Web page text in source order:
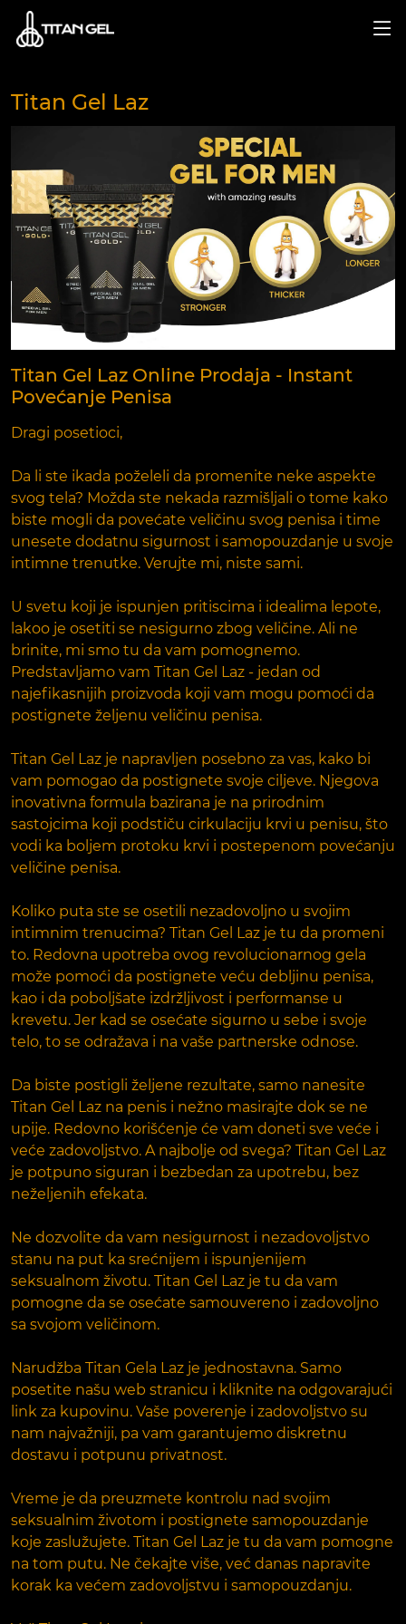
Titan Gel Laz
Titan Gel Laz Online Prodaja - Instant
Povećanje Penisa
Dragi posetioci,
Da li ste ikada poželeli da promenite neke aspekte
svog tela? Možda ste nekada razmišljali o tome kako
biste mogli da povećate veličinu svog penisa i time
unesete dodatnu sigurnost i samopouzdanje u svoje
intimne trenutke. Verujte mi, niste sami.
U svetu koji je ispunjen pritiscima i idealima lepote,
lakoo je osetiti se nesigurno zbog veličine. Ali ne
brinite, mi smo tu da vam pomognemo.
Predstavljamo vam Titan Gel Laz - jedan od
najefikasnijih proizvoda koji vam mogu pomoći da
postignete željenu veličinu penisa.
Titan Gel Laz je napravljen posebno za vas, kako bi
vam pomogao da postignete svoje ciljeve. Njegova
inovativna formula bazirana je na prirodnim
sastojcima koji podstiču cirkulaciju krvi u penisu, što
vodi ka boljem protoku krvi i postepenom povećanju
veličine penisa.
Koliko puta ste se osetili nezadovoljno u svojim
intimnim trenucima? Titan Gel Laz je tu da promeni
to. Redovna upotreba ovog revolucionarnog gela
može pomoći da postignete veću debljinu penisa,
kao i da poboljšate izdržljivost i performanse u
krevetu. Jer kad se osećate sigurno u sebe i svoje
telo, to se odražava i na vaše partnerske odnose.
Da biste postigli željene rezultate, samo nanesite
Titan Gel Laz na penis i nežno masirajte dok se ne
upije. Redovno korišćenje će vam doneti sve veće i
veće zadovoljstvo. A najbolje od svega? Titan Gel Laz
je potpuno siguran i bezbedan za upotrebu, bez
neželjenih efekata.
Ne dozvolite da vam nesigurnost i nezadovoljstvo
stanu na put ka srećnijem i ispunjenijem
seksualnom životu. Titan Gel Laz je tu da vam
pomogne da se osećate samouvereno i zadovoljno
sa svojom veličinom.
Narudžba Titan Gela Laz je jednostavna. Samo
posetite našu web stranicu i kliknite na odgovarajući
link za kupovinu. Vaše poverenje i zadovoljstvo su
nam najvažniji, pa vam garantujemo diskretnu
dostavu i potpunu privatnost.
Vreme je da preuzmete kontrolu nad svojim
seksualnim životom i postignete samopouzdanje
koje zaslužujete. Titan Gel Laz je tu da vam pomogne
na tom putu. Ne čekajte više, već danas napravite
korak ka većem zadovoljstvu i samopouzdanju.